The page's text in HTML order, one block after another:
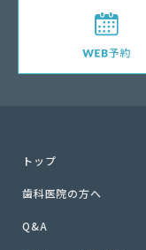
トップ
歯科医院の方へ
Q&A